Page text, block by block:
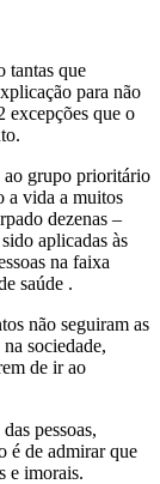
tantas que
para não
excepções que o
ao grupo prioritário
a vida a muitos
dezenas –
aplicadas às
na faixa
saúde .
não seguiram as
sociedade,
de ir ao
pessoas,
é de admirar que
e imorais.